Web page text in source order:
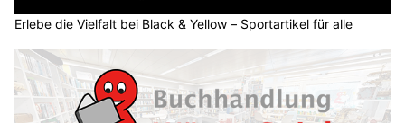
Erlebe die Vielfalt bei Black & Yellow – Sportartikel für alle